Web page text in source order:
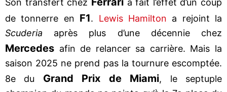
Son transfert chez
a fait l’effet d’un coup
de tonnerre en F1. Lewis Hamilton a rejoint la
Scuderia après plus d’une décennie chez
Mercedes afin de relancer sa carrière. Mais la
saison 2025 ne prend pas la tournure escomptée.
8e du Grand Prix de Miami, le septuple